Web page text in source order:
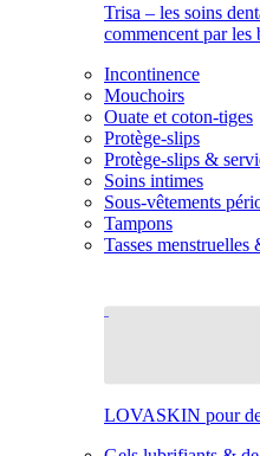
Trisa – les soins
commencent par les
Incontinence
Mouchoirs
Ouate et coton-tiges
Protège-slips
Protège-slips &
Soins intimes
Sous-vêtements
Tampons
Tasses menstruelles
LOVASKIN pour